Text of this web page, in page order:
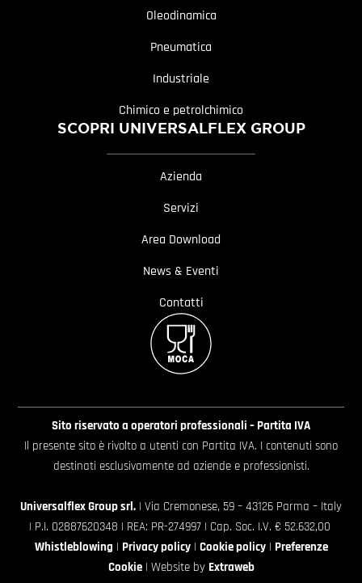
Oleodinamica
Pneumatica
Industriale
Chimico e petrolchimico
SCOPRI UNIVERSALFLEX GROUP
Azienda
Servizi
Area Download
News & Eventi
Contatti
Sito riservato a operatori professionali – Partita IVA
Il presente sito è rivolto a utenti con Partita IVA. I contenuti sono
destinati esclusivamente ad aziende e professionisti.
Universalflex Group srl. | Via Cremonese, 59 – 43126 Parma – Italy
| P.I. 02887620348 | REA: PR-274997 | Cap. Soc. I.V. € 52.632,00
Whistleblowing | Privacy policy| Cookie policy| Preferenze
Cookie| Website by Extraweb